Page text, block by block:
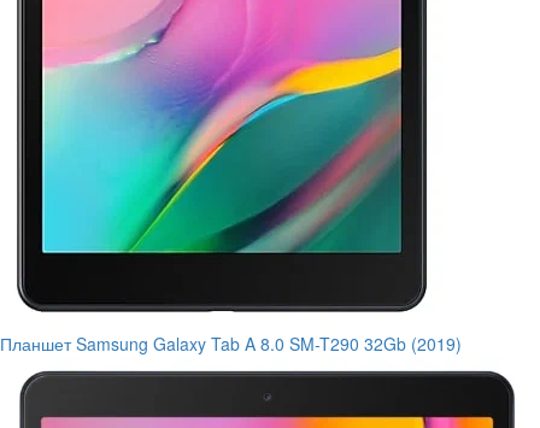
Планшет Samsung Galaxy Tab A 8.0 SM-T290 32Gb (2019)